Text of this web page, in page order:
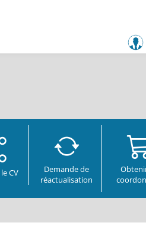
le CV
Demande de
réactualisation